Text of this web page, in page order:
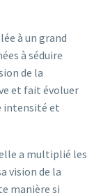
à un grand
à séduire
de la
et fait évoluer
intensité et
elle a multiplié les
vision de la
manière si